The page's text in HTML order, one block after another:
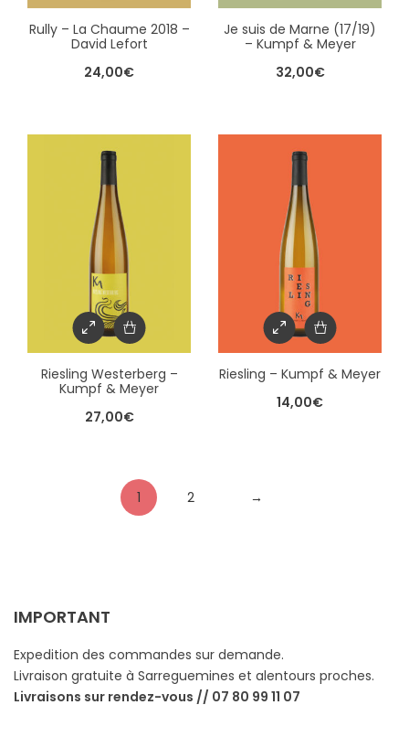
Rully – La Chaume 2018 –
David Lefort
24,00€
Je suis de Marne (17/19)
– Kumpf & Meyer
32,00€
Riesling Westerberg –
Kumpf & Meyer
27,00€
Riesling – Kumpf & Meyer
14,00€
1 2 →
IMPORTANT
Expedition des commandes sur demande.
Livraison gratuite à Sarreguemines et alentours proches.
Livraisons sur rendez-vous // 07 80 99 11 07